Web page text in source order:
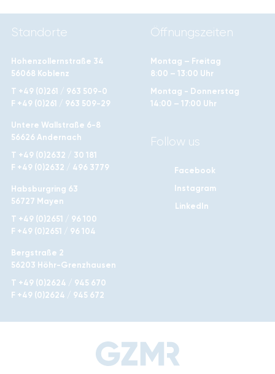
Standorte
Hohenzollernstraße 34
56068 Koblenz
T +49 (0)261 / 963 509-0
F +49 (0)261 / 963 509-29
Untere Wallstraße 6-8
56626 Andernach
T +49 (0)2632 / 30 181
F +49 (0)2632 / 496 3779
Habsburgring 63
56727 Mayen
T +49 (0)2651 / 96 100
F +49 (0)2651 / 96 104
Bergstraße 2
56203 Höhr-Grenzhausen
T +49 (0)2624 / 945 670
F +49 (0)2624 / 945 672
Öffnungszeiten
Montag – Freitag
8:00 – 13:00 Uhr
Montag - Donnerstag
14:00 – 17:00 Uhr
Follow us
Facebook
Instagram
LinkedIn